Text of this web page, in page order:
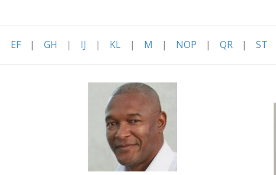
EF | GH | IJ | KL | M | NOP | QR | ST